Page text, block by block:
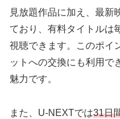
見放題作品に加え、最新
ており、有料タイトルは
視聴できます。このポイ
ットへの交換にも利用で
魅力です。
また、U-NEXTでは31日